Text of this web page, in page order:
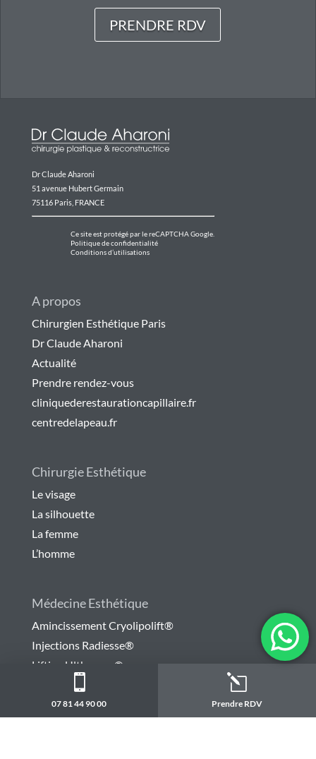
PRENDRE RDV

07 81 44 90 00
l
Prendre RDV
Dr Claude Aharoni
51 avenue Hubert Germain
75116 Paris, FRANCE
Ce site est protégé par le reCAPTCHA Google.
Politique de confidentialité
Conditions d’utilisations
A propos
Chirurgien Esthétique Paris
Dr Claude Aharoni
Actualité
Prendre rendez-vous
cliniquederestaurationcapillaire.fr
centredelapeau.fr
Chirurgie Esthétique
Le visage
La silhouette
La femme
L’homme
Médecine Esthétique
Amincissement Cryolipolift®
Injections Radiesse®
Lifting Ultherapy®
Injections diverses
Trusculpt flex/id by CUTERA®